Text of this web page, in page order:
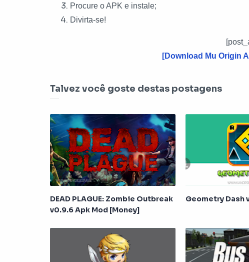
Procure o APK e instale;
Divirta-se!
[Download Mu Origin
Talvez você goste destas postagens
DEAD PLAGUE: Zombie Outbreak
v0.9.6 Apk Mod [Money]
Geometry Dash